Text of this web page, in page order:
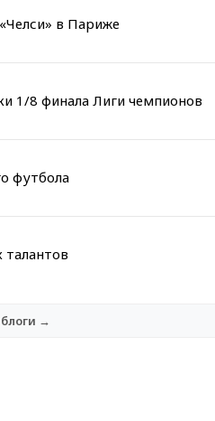
в Париже
1/8 финала Лиги чемпионов
футбола
блоги →